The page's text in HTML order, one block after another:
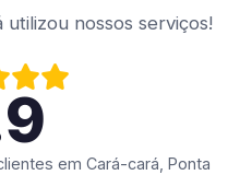
nossos serviços!
em Cará-cará, Ponta